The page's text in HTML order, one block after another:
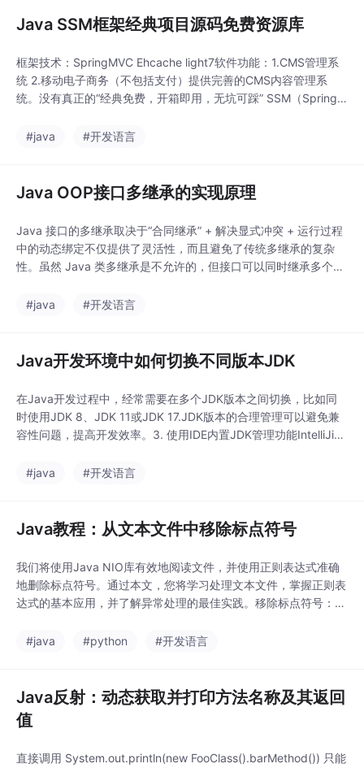
Java SSM框架经典项目源码免费资源库
框架技术：SpringMVC Ehcache light7软件功能：1.CMS管理系
统 2.移动电子商务（不包括支付）提供完善的CMS内容管理系
统。没有真正的“经典免费，开箱即用，无坑可踩” SSM（Spring +
“零配置运行”的资源基本上都存在。SSM “经典”不是代码量，而是
#java #开发语言
Java OOP接口多继承的实现原理
Java 接口的多继承取决于“合同继承” + 解决显式冲突 + 运行过程
中的动态绑定不仅提供了灵活性，而且避免了传统多继承的复杂
性。虽然 Java 类多继承是不允许的，但接口可以同时继承多个其
段)，只涉及行为合同(方法声明)，避免了传统多继承中的“菱形问
#java #开发语言
Java开发环境中如何切换不同版本JDK
在Java开发过程中，经常需要在多个JDK版本之间切换，比如同
时使用JDK 8、JDK 11或JDK 17.JDK版本的合理管理可以避免兼
容性问题，提高开发效率。3. 使用IDE内置JDK管理功能IntelliJiJI
换。修改系统环境变量 JAVA_HOME 和更新 PATH 指定目前使用
#java #开发语言
Java教程：从文本文件中移除标点符号
我们将使用Java NIO库有效地阅读文件，并使用正则表达式准确
地删除标点符号。通过本文，您将学习处理文本文件，掌握正则表
达式的基本应用，并了解异常处理的最佳实践。移除标点符号：
结合正则表达式去除标点符号。阅读文件内容： 使用java.nio.file.
#java #python #开发语言
Java反射：动态获取并打印方法名称及其返回
值
直接调用 System.out.println(new FooClass().barMethod()) 只能